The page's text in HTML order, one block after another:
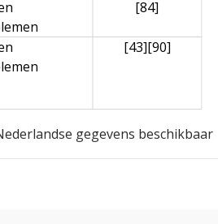
[84]
[43][90]
gegevens beschikbaar